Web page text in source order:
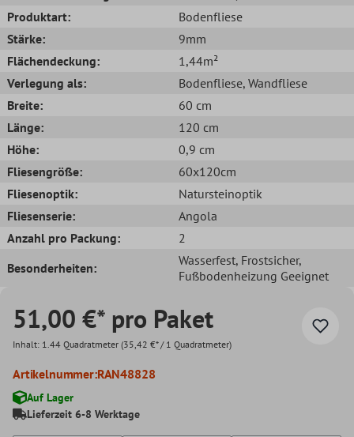
Produktart:
Bodenfliese
Stärke:
9mm
Flächendeckung:
1,44m²
Verlegung als:
Bodenfliese, Wandfliese
Breite:
60 cm
Länge:
120 cm
Höhe:
0,9 cm
Fliesengröße:
60x120cm
Fliesenoptik:
Natursteinoptik
Fliesenserie:
Angola
Anzahl pro Packung:
2
Besonderheiten:
Wasserfest, Frostsicher,
Fußbodenheizung Geeignet
51,00 €* pro Paket
Inhalt: 1.44 Quadratmeter (35,42 €* / 1 Quadratmeter)
Artikelnummer:RAN48828
Auf Lager
Lieferzeit 6-8 Werktage